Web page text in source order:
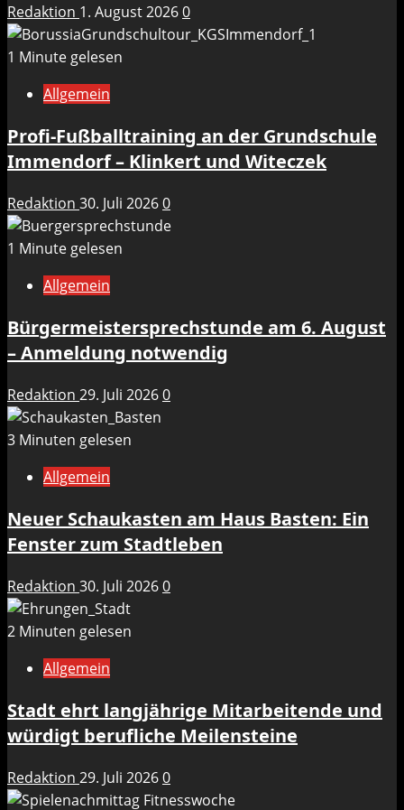
Redaktion 1. August 20260
1 Minute gelesen
Allgemein
Profi-Fußballtraining an der Grundschule
Immendorf – Klinkert und Witeczek
Redaktion 30. Juli 20260
1 Minute gelesen
Allgemein
Bürgermeistersprechstunde am 6. August
– Anmeldung notwendig
Redaktion 29. Juli 20260
3 Minuten gelesen
Allgemein
Neuer Schaukasten am Haus Basten: Ein
Fenster zum Stadtleben
Redaktion 30. Juli 20260
2 Minuten gelesen
Allgemein
Stadt ehrt langjährige Mitarbeitende und
würdigt berufliche Meilensteine
Redaktion 29. Juli 20260